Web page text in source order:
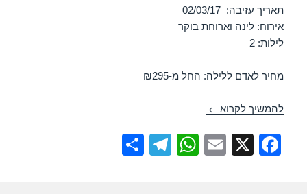
תאריך עזיבה: 02/03/17
אירוח: לינה וארוחת בוקר
לילות: 2
מחיר לאדם ללילה: החל מ-₪295
להמשיך לקרוא חופשה במלון ישרוטל רויאל גארדן – אילת 28/02/2017
F
X
E
W
T